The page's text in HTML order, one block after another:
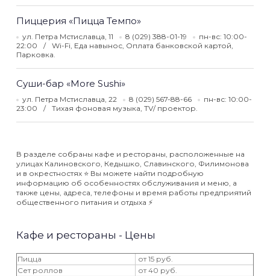
Пиццерия «Пицца Темпо»
ул. Петра Мстиславца, 11 8 (029) 388-01-19
пн-вс: 10:00-
22:00
Wi-Fi, Еда навынос, Оплата банковской картой,
Парковка.
Суши-бар «More Sushi»
ул. Петра Мстиславца, 22 8 (029) 567-88-66
пн-вс: 10:00-
23:00
Тихая фоновая музыка, TV/ проектор.
В разделе собраны кафе и рестораны, расположенные на
улицах Калиновского, Кедышко, Славинского, Филимонова
и в окрестностях ⭐️ Вы можете найти подробную
информацию об особенностях обслуживания и меню, а
также цены, адреса, телефоны и время работы предприятий
общественного питания и отдыха ⚡️
Кафе и рестораны - Цены
Пицца
от 15 руб.
Сет роллов
от 40 руб.